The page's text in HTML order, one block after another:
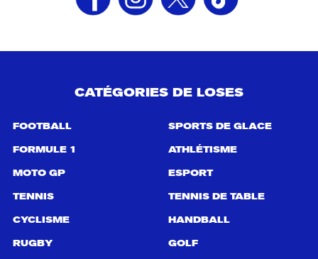
CATÉGORIES DE LOSES
FOOTBALL
FORMULE 1
MOTO GP
TENNIS
CYCLISME
RUGBY
SPORTS DE GLACE
ATHLÉTISME
ESPORT
TENNIS DE TABLE
HANDBALL
GOLF